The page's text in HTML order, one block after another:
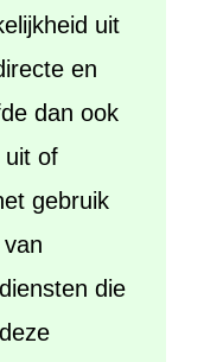
uit
en
dan ook
uit of
gebruik
die